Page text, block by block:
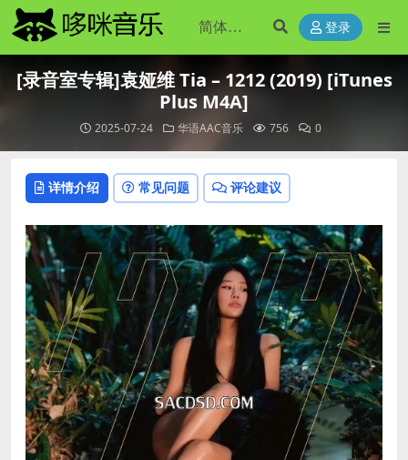
登录
[录音室专辑]袁娅维 Tia – 1212 (2019) [iTunes
Plus M4A]
2025-07-24 华语AAC音乐 756 0
详情介绍 常见问题 评论建议